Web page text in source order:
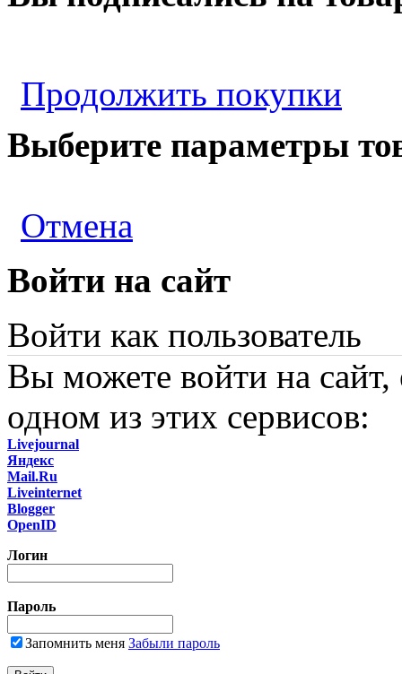
Продолжить покупки
Выберите параметры
Отмена
Войти на сайт
Войти как пользователь
Вы можете войти на сайт,
одном из этих сервисов:
Livejournal
Яндекс
Mail.Ru
Liveinternet
Blogger
OpenID
Логин
Пароль
Запомнить меня Забыли пароль